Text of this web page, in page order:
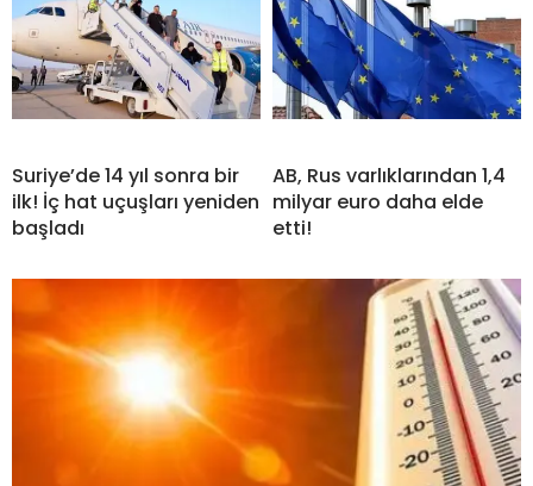
Suriye’de 14 yıl sonra bir
ilk! İç hat uçuşları yeniden
başladı
AB, Rus varlıklarından 1,4
milyar euro daha elde
etti!